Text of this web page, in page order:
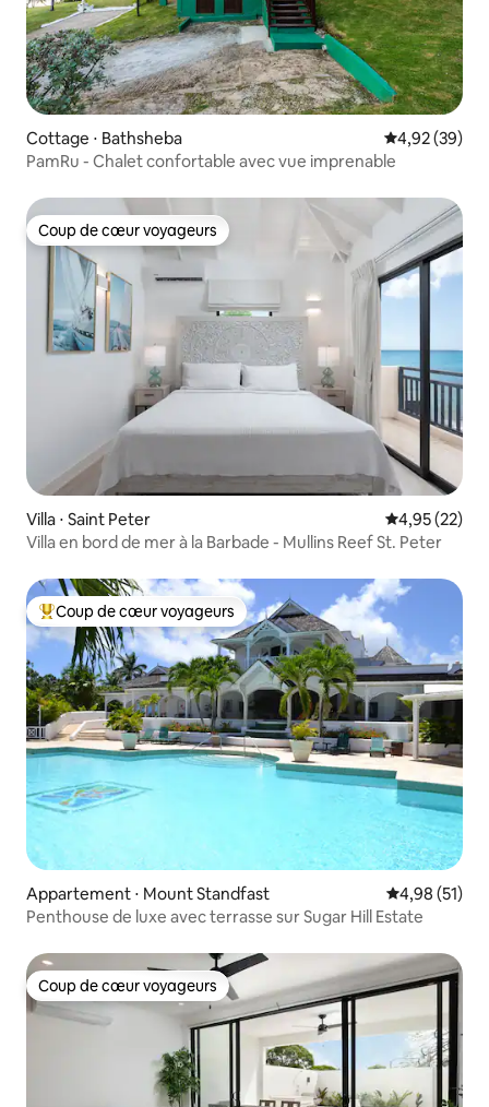
Cottage ⋅ Bathsheba Évaluation
4,92 (39)
PamRu - Chalet confortable avec vue imprenable
Coup de cœur voyageurs
Coup de cœur voyageurs
Villa ⋅ Saint Peter Évaluation
4,95 (22)
Villa en bord de mer à la Barbade - Mullins Reef St. Peter
Coups de cœur voyageurs les plus appréciés
Coup de cœur voyageurs
Appartement ⋅ Mount Standfast Évaluation
4,98 (51)
Penthouse de luxe avec terrasse sur Sugar Hill Estate
Coup de cœur voyageurs
Coup de cœur voyageurs